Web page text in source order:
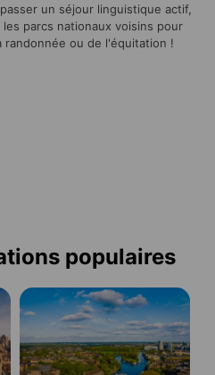
un séjour linguistique actif,
parcs nationaux voisins pour
randonnée ou de l'équitation !
populaires